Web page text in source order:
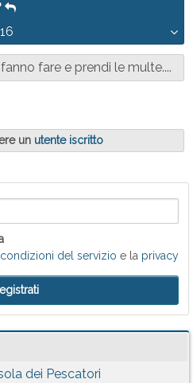
fare e prendi le multe....
un utente iscritto
condizioni del servizio e la privacy
dei Pescatori